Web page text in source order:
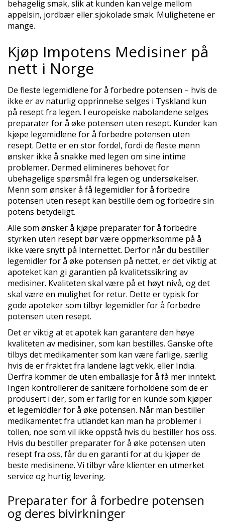
behagelig smak, slik at kunden kan velge mellom
appelsin, jordbær eller sjokolade smak. Mulighetene er
mange.
Kjøp Impotens Medisiner på
nett i Norge
De fleste legemidlene for å forbedre potensen – hvis de
ikke er av naturlig opprinnelse selges i Tyskland kun
på resept fra legen. I europeiske nabolandene selges
preparater for å øke potensen uten resept. Kunder kan
kjøpe legemidlene for å forbedre potensen uten
resept. Dette er en stor fordel, fordi de fleste menn
ønsker ikke å snakke med legen om sine intime
problemer. Dermed elimineres behovet for
ubehagelige spørsmål fra legen og undersøkelser.
Menn som ønsker å få legemidler for å forbedre
potensen uten resept kan bestille dem og forbedre sin
potens betydeligt.
Alle som ønsker å kjøpe preparater for å forbedre
styrken uten resept bør være oppmerksomme på å
ikke være snytt på Internettet. Derfor når du bestiller
legemidler for å øke potensen på nettet, er det viktig at
apoteket kan gi garantien på kvalitetssikring av
medisiner. Kvaliteten skal være på et høyt nivå, og det
skal være en mulighet for retur. Dette er typisk for
gode apoteker som tilbyr legemidler for å forbedre
potensen uten resept.
Det er viktig at et apotek kan garantere den høye
kvaliteten av medisiner, som kan bestilles. Ganske ofte
tilbys det medikamenter som kan være farlige, særlig
hvis de er fraktet fra landene lagt vekk, eller India.
Derfra kommer de uten emballasje for å få mer inntekt.
Ingen kontrollerer de sanitære forholdene som de er
produsert i der, som er farlig for en kunde som kjøper
et legemiddler for å øke potensen. Når man bestiller
medikamentet fra utlandet kan man ha problemer i
tollen, noe som vil ikke oppstå hvis du bestiller hos oss.
Hvis du bestiller preparater for å øke potensen uten
resept fra oss, får du en garanti for at du kjøper de
beste medisinene. Vi tilbyr våre klienter en utmerket
service og hurtig levering.
Preparater for å forbedre potensen
og deres bivirkninger